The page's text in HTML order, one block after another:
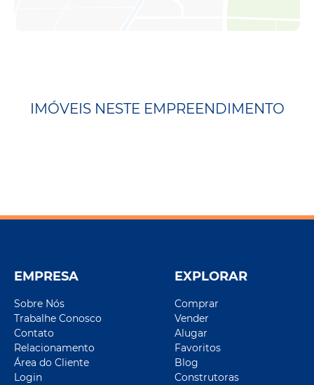
IMÓVEIS NESTE EMPREENDIMENTO
EMPRESA
Sobre Nós
Trabalhe Conosco
Contato
Relacionamento
Área do Cliente
Login
EXPLORAR
Comprar
Vender
Alugar
Favoritos
Blog
Construtoras